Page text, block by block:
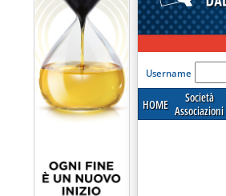
'Modulo
Username
HOME
Società
Associazioni